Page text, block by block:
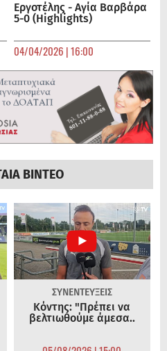
Εργοτέλης - Αγία Βαρβάρα
5-0 (Highlights)
04/04/2026 | 16:00
ΒΙΝΤΕΟ
ΣΥΝΕΝΤΕΥΞΕΙΣ
Κόντης: "Πρέπει να
βελτιωθούμε άμεσα..